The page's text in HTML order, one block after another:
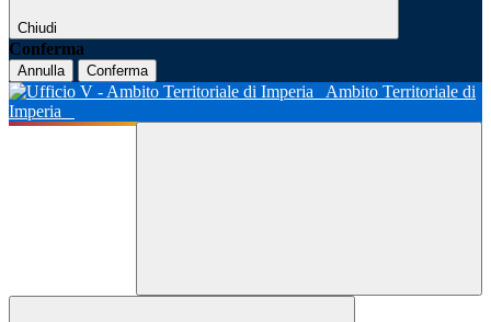
Chiudi
Conferma
Annulla Conferma
Ambito Territoriale di
Imperia